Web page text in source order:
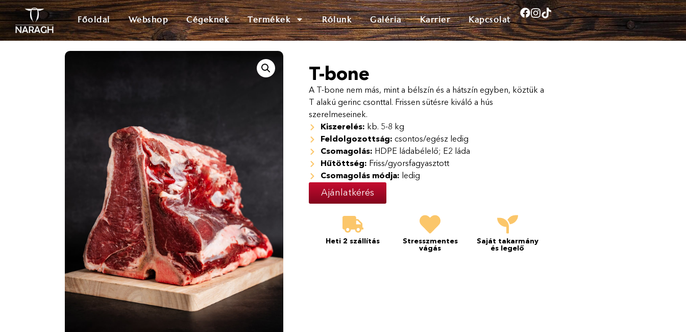
Főoldal Webshop Cégeknek Termékek Rólunk Galéria Karrier Kapcsolat
T-bone
A T-bone nem más, mint a bélszín és a hátszín egyben, köztük a
T alakú gerinc csonttal. Frissen sütésre kiváló a hús
szerelmeseinek.
Kiszerelés: kb. 5-8 kg
Feldolgozottság: csontos/egész ledig
Csomagolás: HDPE ládabélelő; E2 láda
Hűtöttség: Friss/gyorsfagyasztott
Csomagolás módja: ledig
Ajánlatkérés
Heti 2 szállítás
Stresszmentes
vágás
Saját takarmány
és legelő